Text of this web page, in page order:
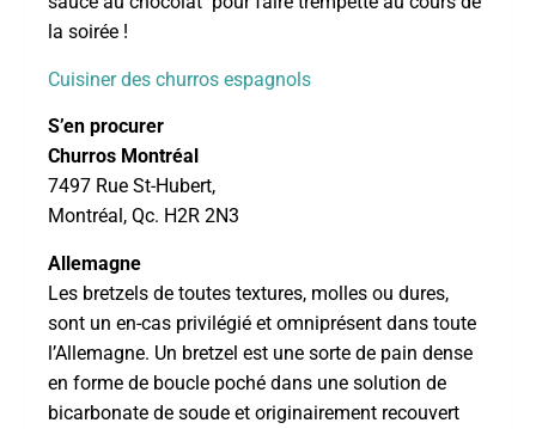
la soirée !
Cuisiner des churros espagnols
S’en procurer
Churros Montréal
7497 Rue St-Hubert,
Montréal, Qc. H2R 2N3
Allemagne
Les bretzels de toutes textures, molles ou dures,
sont un en-cas privilégié et omniprésent dans toute
l’Allemagne. Un bretzel est une sorte de pain dense
en forme de boucle poché dans une solution de
bicarbonate de soude et originairement recouvert